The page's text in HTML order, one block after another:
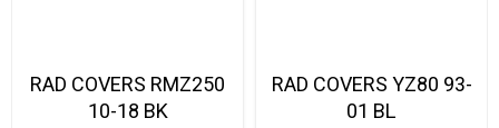
RAD COVERS RMZ250
10-18 BK
RAD COVERS YZ80 93-
01 BL